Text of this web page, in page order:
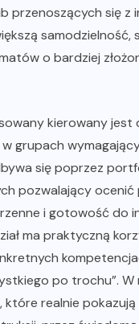
przenoszących się z
samodzielność,
o bardziej
kierowany
grupach
się poprzez
pozwalający
i gotowość do
ma praktyczną
po trochu”. W
realnie